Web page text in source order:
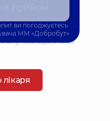
Сьогодні о 10:00
ви погоджуєтесь
ММ «Добробут»